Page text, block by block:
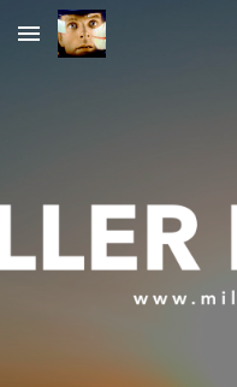
Skip to main content